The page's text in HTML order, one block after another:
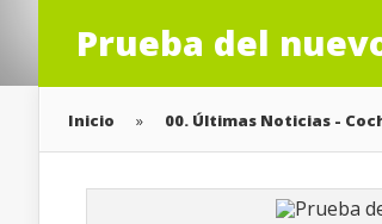
Prueba del
Inicio » 00. Últimas Noticias -